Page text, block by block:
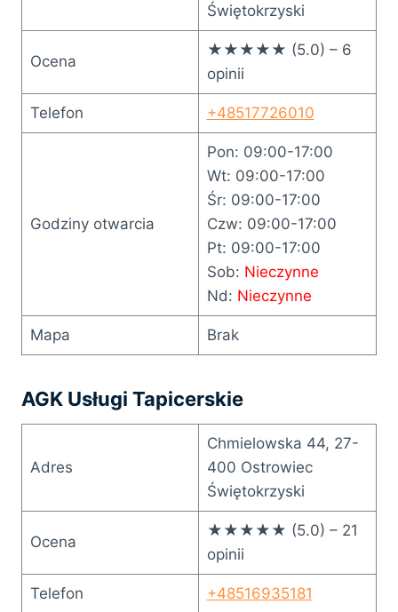
Świętokrzyski
Ocena
★★★★★ (5.0) – 6
opinii
Telefon +48517726010
Godziny otwarcia
Pon: 09:00-17:00
Wt: 09:00-17:00
Śr: 09:00-17:00
Czw: 09:00-17:00
Pt: 09:00-17:00
Sob: Nieczynne
Nd: Nieczynne
Mapa Brak
AGK Usługi Tapicerskie
Adres
Chmielowska 44, 27-
400 Ostrowiec
Świętokrzyski
Ocena
★★★★★ (5.0) – 21
opinii
Telefon +48516935181